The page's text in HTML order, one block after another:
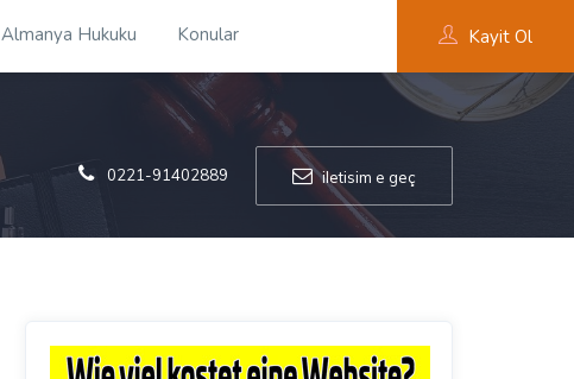
Almanya Hukuku Konular Kayit Ol
0221-91402889 iletisim e geç